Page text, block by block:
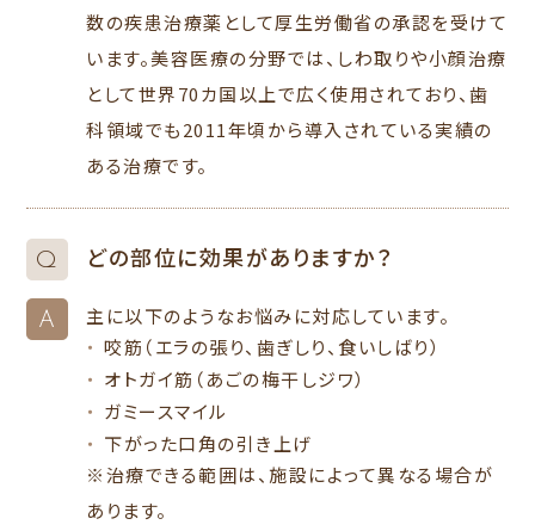
数の疾患治療薬として厚生労働省の承認を受けて
います。美容医療の分野では、しわ取りや小顔治療
として世界70カ国以上で広く使用されており、歯
科領域でも2011年頃から導入されている実績の
ある治療です。
Q どの部位に効果がありますか？
A
主に以下のようなお悩みに対応しています。
咬筋（エラの張り、歯ぎしり、食いしばり）
オトガイ筋（あごの梅干しジワ）
ガミースマイル
下がった口角の引き上げ
※治療できる範囲は、施設によって異なる場合が
あります。